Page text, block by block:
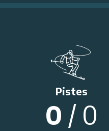
Pistes
0 / 0